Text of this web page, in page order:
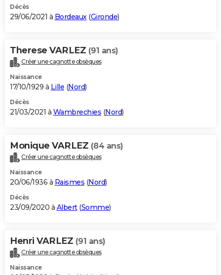
Décès
29/06/2021 à Bordeaux(Gironde)
Therese VARLEZ (91 ans)
Créer une cagnotte obsèques
Naissance
17/10/1929 à Lille (Nord)
Décès
21/03/2021 à Wambrechies (Nord)
Monique VARLEZ (84 ans)
Créer une cagnotte obsèques
Naissance
20/06/1936 à Raismes (Nord)
Décès
23/09/2020 à Albert(Somme)
Henri VARLEZ (91 ans)
Créer une cagnotte obsèques
Naissance